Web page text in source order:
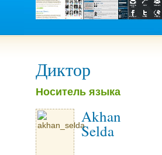
Диктор
Носитель языка
Akhan
Selda